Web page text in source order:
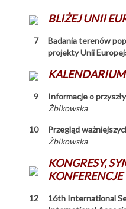
Przegląd Geologiczny
Serie wydawnicze
Materiały konferencyjne
Reprinty
Tabele stratygraficzne
Sklep Internetowy PIG-PIB
BLIŻEJ UNII
7
Badania terenów
projekty Unii
KALENDARIUM
9 Informacje o
Żbikowska
10 Przegląd
Żbikowska
KONGRESY,
KONFERENCJE
12
16th International